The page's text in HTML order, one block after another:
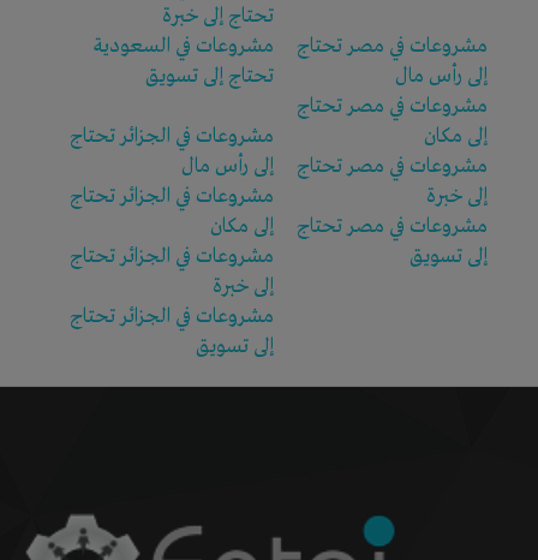
مشروعات في مصر تحتاج
إلى رأس مال
مشروعات في مصر تحتاج
إلى مكان
مشروعات في مصر تحتاج
إلى خبرة
مشروعات في مصر تحتاج
إلى تسويق
تحتاج إلى خبرة
مشروعات في السعودية
تحتاج إلى تسويق
مشروعات في الجزائر تحتاج
إلى رأس مال
مشروعات في الجزائر تحتاج
إلى مكان
مشروعات في الجزائر تحتاج
إلى خبرة
مشروعات في الجزائر تحتاج
إلى تسويق